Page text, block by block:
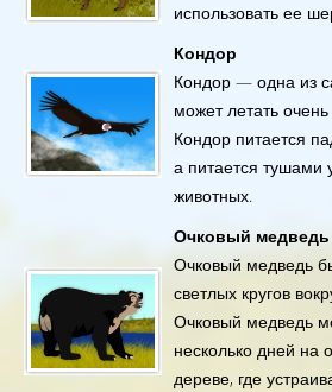
использовать ее
Кондор
Кондор — одна из
может летать
Кондор питается
а питается тушами
животных.
Очковый медведь
Очковый медведь
светлых кругов
Очковый медведь
несколько дней на
дереве, где